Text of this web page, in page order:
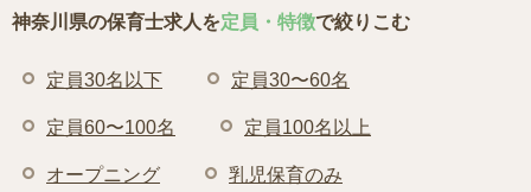
神奈川県の保育士求人を定員・特徴で絞りこむ
定員30名以下 定員30〜60名
定員60〜100名 定員100名以上
オープニング 乳児保育のみ